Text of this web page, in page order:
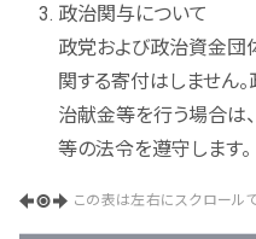
政治関与について
政党および政治資金団
関する寄付はしません
治献金等を行う場合は
等の法令を遵守します。
この表は左右にスクロールで